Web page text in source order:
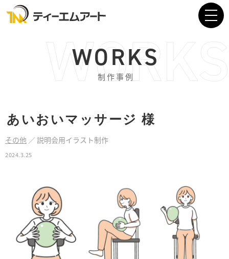
WORKS
制作事例
あいおいマッサージ 様
その他 ／説明会用イラスト制作
2024.3.25